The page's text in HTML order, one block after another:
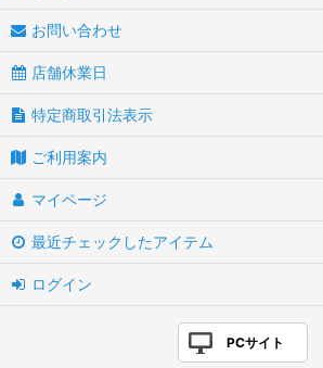
お問い合わせ
店舗休業日
特定商取引法表示
ご利用案内
マイページ
最近チェックしたアイテム
ログイン
PCサイト